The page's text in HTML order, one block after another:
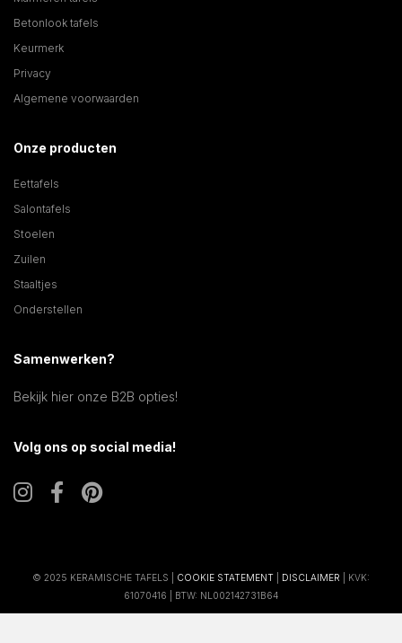
Betonlook tafels
Keurmerk
Privacy
Algemene voorwaarden
Onze producten
Eettafels
Salontafels
Stoelen
Zuilen
Staaltjes
Onderstellen
Samenwerken?
Bekijk hier onze B2B opties!
Volg ons op social media!
© 2025 KERAMISCHE TAFELS | COOKIE STATEMENT DISCLAIMER | KVK:
61070416 | BTW: NL002142731B64